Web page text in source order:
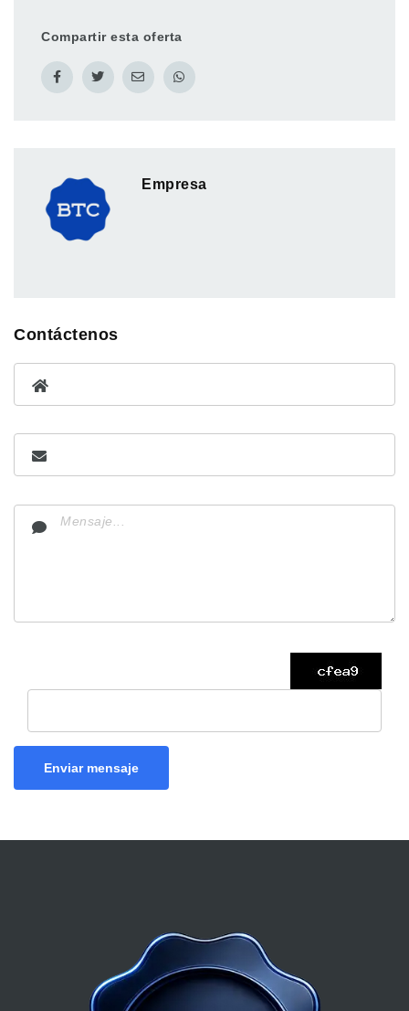
Compartir esta oferta
Empresa
Contáctenos
Enviar mensaje